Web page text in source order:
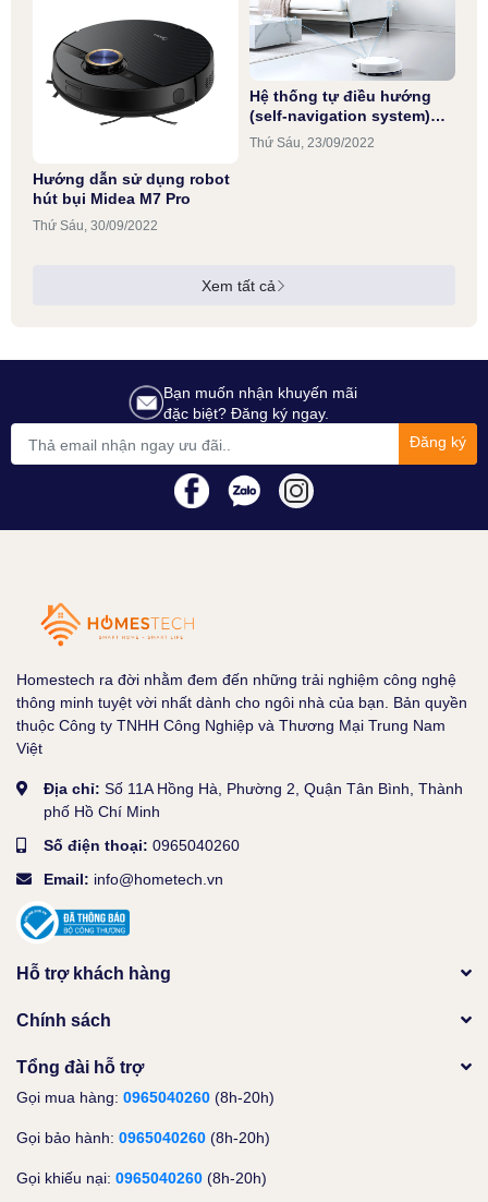
Hướng dẫn sử dụng robot
hút bụi Midea M7 Pro
Thứ Sáu, 30/09/2022
Hệ thống tự điều hướng
(self-navigation system)
được trang bị trên robot
thông minh là gì?
Thứ Sáu, 23/09/2022
Xem tất cả
Bạn muốn nhận khuyến mãi
đặc biệt? Đăng ký ngay.
Đăng ký
Homestech ra đời nhằm đem đến những trải nghiệm công nghệ
thông minh tuyệt vời nhất dành cho ngôi nhà của bạn. Bản quyền
thuộc Công ty TNHH Công Nghiệp và Thương Mại Trung Nam
Việt
Địa chỉ: Số 11A Hồng Hà, Phường 2, Quận Tân Bình, Thành
phố Hồ Chí Minh
Số điện thoại: 0965040260
Email: info@hometech.vn
Hỗ trợ khách hàng
Chính sách
Tổng đài hỗ trợ
Gọi mua hàng: 0965040260 (8h-20h)
Gọi bảo hành: 0965040260 (8h-20h)
Gọi khiếu nại: 0965040260 (8h-20h)